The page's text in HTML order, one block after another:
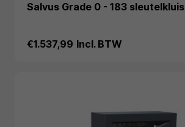
Salvus Grade 0 - 183 sleutelkluis
€1.537,99 Incl. BTW